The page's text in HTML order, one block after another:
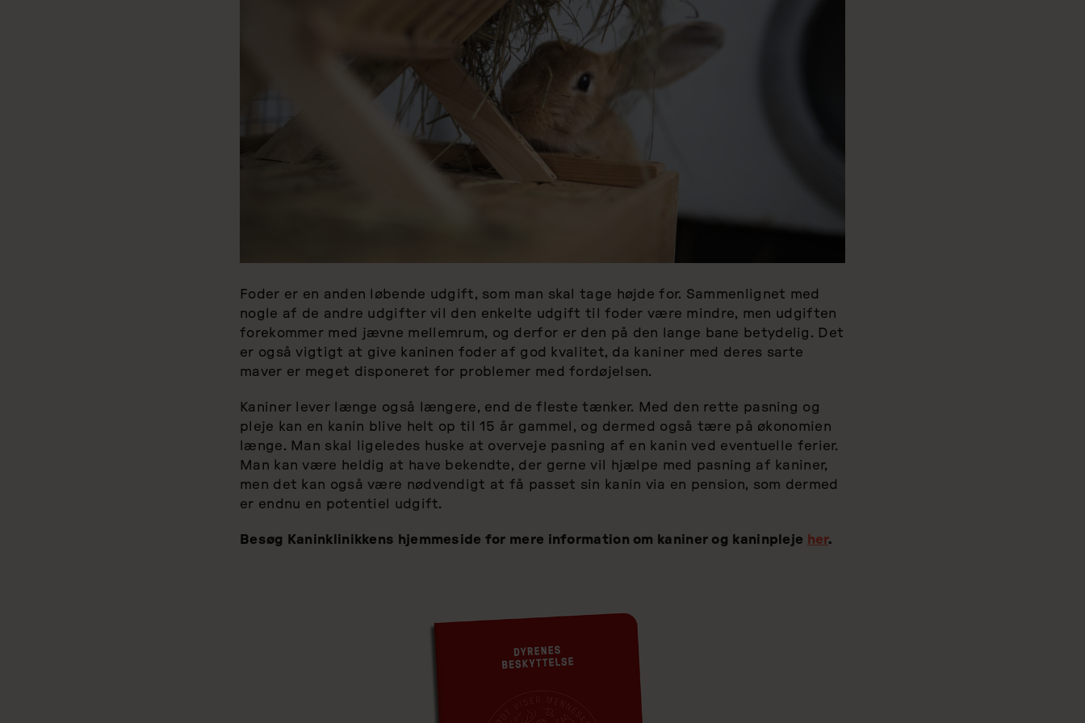
Foder er en anden løbende udgift, som man skal tage højde for. Sammenlignet med
nogle af de andre udgifter vil den enkelte udgift til foder være mindre, men udgiften
forekommer med jævne mellemrum, og derfor er den på den lange bane betydelig. Det
er også vigtigt at give kaninen foder af god kvalitet, da kaniner med deres sarte
maver er meget disponeret for problemer med fordøjelsen.
Kaniner lever længe også længere, end de fleste tænker. Med den rette pasning og
pleje kan en kanin blive helt op til 15 år gammel, og dermed også tære på økonomien
længe. Man skal ligeledes huske at overveje pasning af en kanin ved eventuelle ferier.
Man kan være heldig at have bekendte, der gerne vil hjælpe med pasning af kaniner,
men det kan også være nødvendigt at få passet sin kanin via en pension, som dermed
er endnu en potentiel udgift.
Besøg Kaninklinikkens hjemmeside for mere information om kaniner og kaninpleje her.